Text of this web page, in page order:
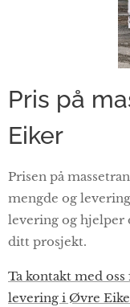
Pris på
Eiker
Prisen på
mengde og
levering og hjelper
ditt prosjekt.
Ta kontakt med
levering i Øvre